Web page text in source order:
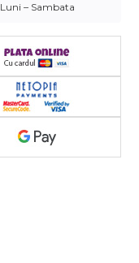
Luni – Sambata